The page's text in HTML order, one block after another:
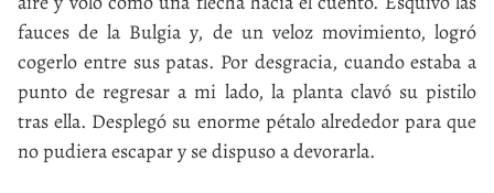
fauces de la Bulgia y, de un veloz movimiento, logró
cogerlo entre sus patas. Por desgracia, cuando estaba a
punto de regresar a mi lado, la planta clavó su pistilo
tras ella. Desplegó su enorme pétalo alrededor para que
no pudiera escapar y se dispuso a devorarla.